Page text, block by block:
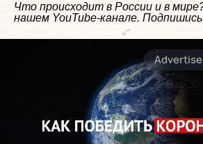
Что происходит в России и в
нашем YouTube-канале.